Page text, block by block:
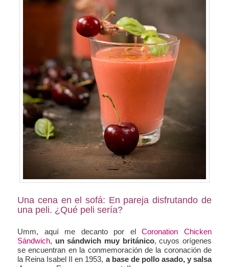
Una cena en el sofá: En pareja disfrutando de
una peli. ¿Qué peli sería?
Umm, aquí me decanto por elCoronation Chicken
Sándwich, un sándwich muy británico, cuyos orígenes
se encuentran en la conmemoración de la coronación de
la Reina Isabel II en 1953, a base de pollo asado, y salsa